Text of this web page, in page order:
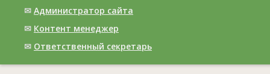
✉ Администратор сайта
✉ Контент менеджер
✉ Ответственный cекретарь